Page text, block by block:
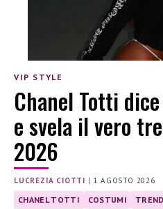
VIP STYLE
Chanel Totti
e svela il vero
2026
LUCREZIA CIOTTI | 1 AGOSTO 2026
CHANEL TOTTI COSTUMI